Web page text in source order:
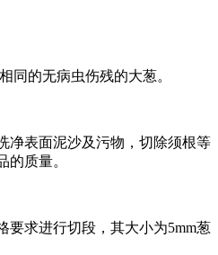
同的无病虫伤残的大葱。
表面泥沙及污物，切除须根等
的质量。
求进行切段，其大小为5mm葱